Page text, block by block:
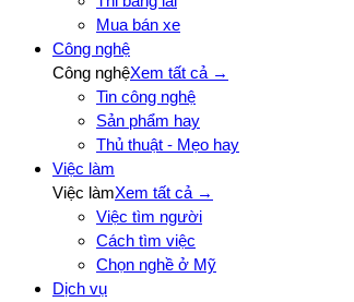
Mua bán xe
Công nghệ
Công nghệXem tất cả →
Tin công nghệ
Sản phẩm hay
Thủ thuật - Mẹo hay
Việc làm
Việc làmXem tất cả →
Việc tìm người
Cách tìm việc
Chọn nghề ở Mỹ
Dịch vụ